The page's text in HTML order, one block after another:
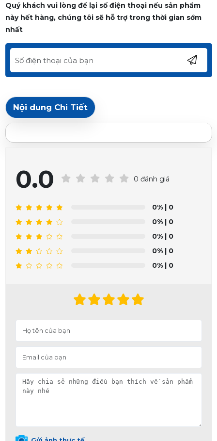
Quý khách vui lòng để lại số điện thoại nếu sản phẩm
này hết hàng, chúng tôi sẽ hỗ trợ trong thời gian sớm
nhất
Nội dung Chi Tiết
0.0 0 đánh giá
0% | 0
0% | 0
0% | 0
0% | 0
0% | 0